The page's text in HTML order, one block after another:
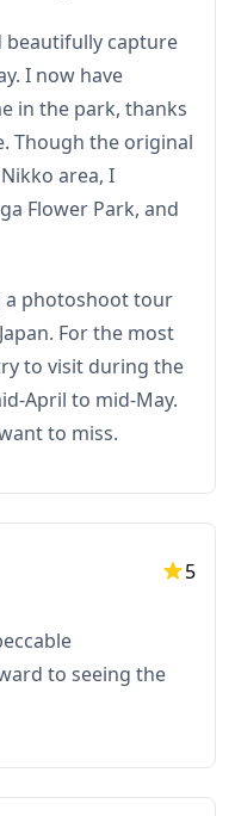
beautifully capture
I now have
in the park, thanks
Though the original
area, I
Flower Park, and
a photoshoot tour
For the most
to visit during the
April to mid-May.
to miss.
5
to seeing the